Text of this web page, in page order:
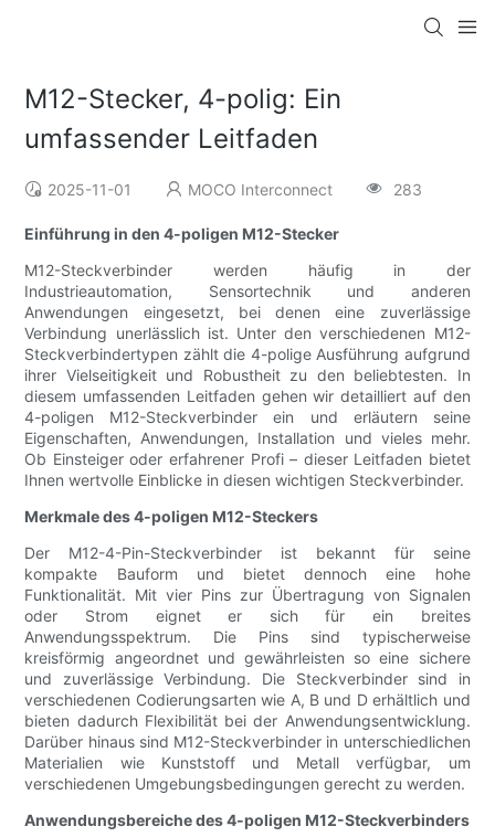
M12-Stecker, 4-polig: Ein
umfassender Leitfaden
2025-11-01 MOCO Interconnect 283
Einführung in den 4-poligen M12-Stecker
M12-Steckverbinder werden häufig in der
Industrieautomation, Sensortechnik und anderen
Anwendungen eingesetzt, bei denen eine zuverlässige
Verbindung unerlässlich ist. Unter den verschiedenen M12-
Steckverbindertypen zählt die 4-polige Ausführung aufgrund
ihrer Vielseitigkeit und Robustheit zu den beliebtesten. In
diesem umfassenden Leitfaden gehen wir detailliert auf den
4-poligen M12-Steckverbinder ein und erläutern seine
Eigenschaften, Anwendungen, Installation und vieles mehr.
Ob Einsteiger oder erfahrener Profi – dieser Leitfaden bietet
Ihnen wertvolle Einblicke in diesen wichtigen Steckverbinder.
Merkmale des 4-poligen M12-Steckers
Der M12-4-Pin-Steckverbinder ist bekannt für seine
kompakte Bauform und bietet dennoch eine hohe
Funktionalität. Mit vier Pins zur Übertragung von Signalen
oder Strom eignet er sich für ein breites
Anwendungsspektrum. Die Pins sind typischerweise
kreisförmig angeordnet und gewährleisten so eine sichere
und zuverlässige Verbindung. Die Steckverbinder sind in
verschiedenen Codierungsarten wie A, B und D erhältlich und
bieten dadurch Flexibilität bei der Anwendungsentwicklung.
Darüber hinaus sind M12-Steckverbinder in unterschiedlichen
Materialien wie Kunststoff und Metall verfügbar, um
verschiedenen Umgebungsbedingungen gerecht zu werden.
Anwendungsbereiche des 4-poligen M12-Steckverbinders